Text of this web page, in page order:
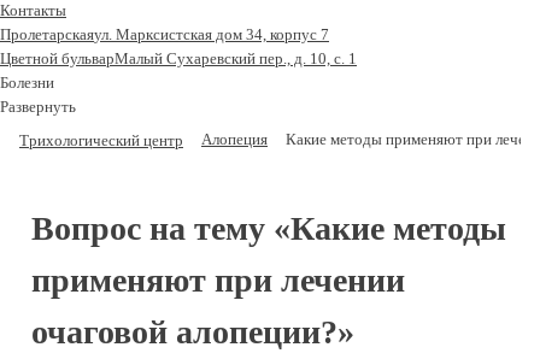
Контакты
Пролетарскаяул. Марксистская дом 34, корпус 7
Цветной бульварМалый Сухаревский пер., д. 10, с. 1
Болезни
Развернуть
Трихологический центр
Алопеция Какие методы применяют при
Вопрос на тему «Какие методы
применяют при лечении
очаговой алопеции?»